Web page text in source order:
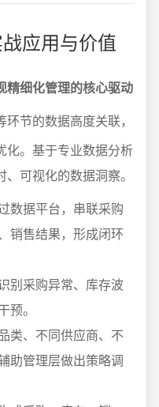
应用与价值
精细化管理的核心驱动
节的数据高度关联，
化。基于专业数据分析
可视化的数据洞察。
数据平台，串联采购
销售结果，形成闭环
别采购异常、库存波
预。
类、不同供应商、不
助管理层做出策略调